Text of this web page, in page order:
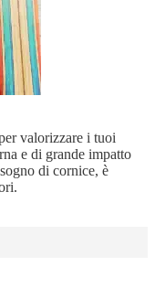
valorizzare i tuoi
e di grande impatto
di cornice, è